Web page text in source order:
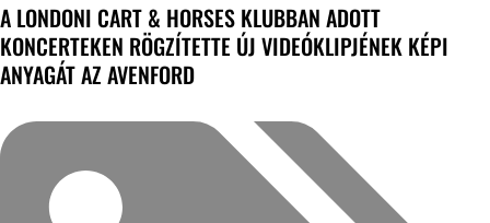
A LONDONI CART & HORSES KLUBBAN ADOTT
KONCERTEKEN RÖGZÍTETTE ÚJ VIDEÓKLIPJÉNEK KÉPI
ANYAGÁT AZ AVENFORD